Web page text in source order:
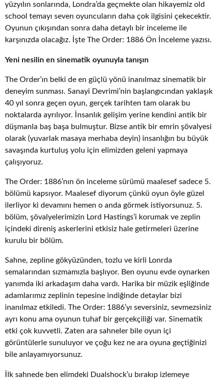
yüzyılın sonlarında, Londra’da geçmekte olan hikayemiz old
school temayı seven oyuncuların daha çok ilgisini çekecektir.
Oyunun çıkışından sonra daha detaylı bir inceleme ile
karşınızda olacağız. İşte The Order: 1886 Ön İnceleme yazısı.
Yeni nesilin en sinematik oyunuyla tanışın
The Order’ın belki de en güçlü yönü inanılmaz sinematik bir
deneyim sunması. Sanayi Devrimi’nin başlangıcından yaklaşık
40 yıl sonra geçen oyun, gerçek tarihten tam olarak bu
noktalarda ayrılıyor. İnsanlık gelişim yerine kendini antik bir
düşmanla baş başa bulmuştur. Bizse antik bir emrin şövalyesi
olarak (yuvarlak masaya merhaba deyin) insanlığın bu büyük
savaşında kurtuluş yolu için elimizden geleni yapmaya
çalışıyoruz.
The Order: 1886’nın ön inceleme sürümü maalesef sadece 5.
bölümü kapsıyor. Maalesef diyorum çünkü oyun öyle güzel
ilerliyor ki devamını hemen o anda görmek istiyorsunuz. 5.
bölüm, şövalyelerimizin Lord Hastings’i korumak ve zeplin
içindeki direniş askerlerini etkisiz hale getirmeleri üzerine
kurulu bir bölüm.
Sahne, zepline gökyüzünden, tozlu ve kirli Lonrda
semalarından sızmamızla başlıyor. Ben oyunu evde oynarken
yanımda iki arkadaşım daha vardı. Harika bir müzik eşliğinde
adamlarımız zeplinin tepesine indiğinde detaylar bizi
inanılmaz etkiledi. The Order: 1886’yı seversiniz, sevmezsiniz
ayrı konu ama oyunun tuhaf bir gerçekçiliği var. Sinematik
etki çok kuvvetli. Zaten ara sahneler bile oyun içi
görüntülerle sunuluyor ve çoğu kez ne ara oyuna geçtiğinizi
bile anlayamıyorsunuz.
İlk sahnede ben elimdeki Dualshock’u bırakıp izlemeye